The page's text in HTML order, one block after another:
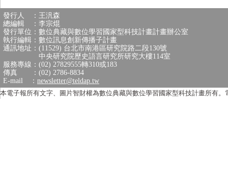
發行人 ：王汎森
總編輯 ：李宗焜
發行單位：數位典藏與數位學習國家型科技計畫計畫辦公室
執行編輯：數位訊息創新傳播子計畫
通訊地址：(11529) 台北市南港區研究院路二段130號
中央研究院歷史語言研究所研究大樓114室
服務專線：(02) 27829555轉310或183
傳真 ：(02) 2786-8834
E-mail ： newsletter@teldap.tw
本電子報所有文字、圖片智財權為數位典藏與數位學習國家型科技計畫所有